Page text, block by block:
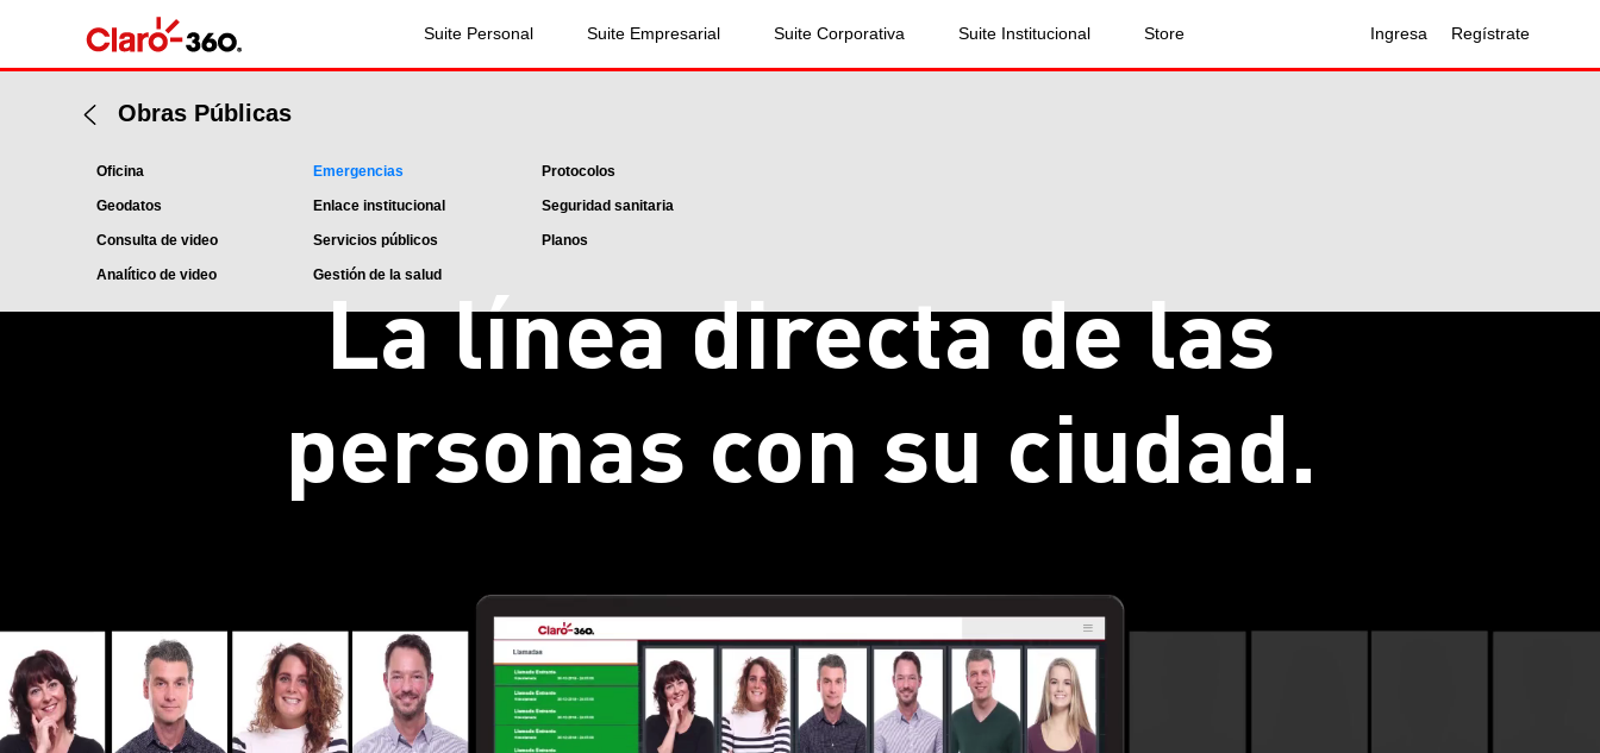
Suite Personal Suite Empresarial Suite Corporativa Suite Institucional Store Ingresa Regístrate
Obras Públicas
Oficina
Geodatos
Consulta de video
Analítico de video
Emergencias
Enlace institucional
Servicios públicos
Gestión de la salud
Protocolos
Seguridad sanitaria
Planos
La línea directa de las
personas con su ciudad.